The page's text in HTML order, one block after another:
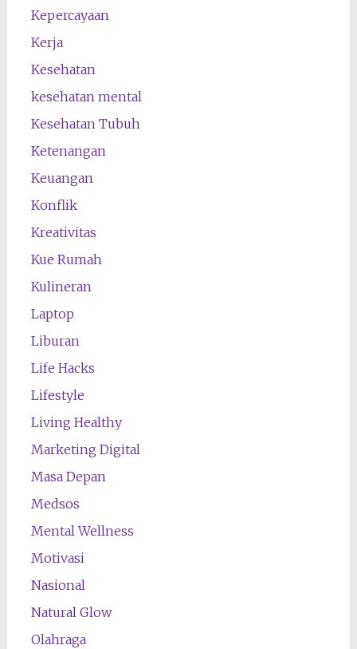
Kepercayaan
Kerja
Kesehatan
kesehatan mental
Kesehatan Tubuh
Ketenangan
Keuangan
Konflik
Kreativitas
Kue Rumah
Kulineran
Laptop
Liburan
Life Hacks
Lifestyle
Living Healthy
Marketing Digital
Masa Depan
Medsos
Mental Wellness
Motivasi
Nasional
Natural Glow
Olahraga